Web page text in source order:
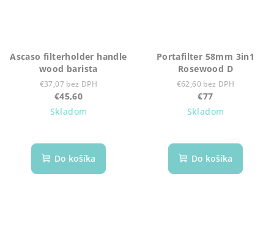
Ascaso filterholder handle
wood barista
€37,07 bez DPH
€45,60
Skladom
Do košíka
Portafilter 58mm 3in1
Rosewood D
€62,60 bez DPH
€77
Skladom
Do košíka